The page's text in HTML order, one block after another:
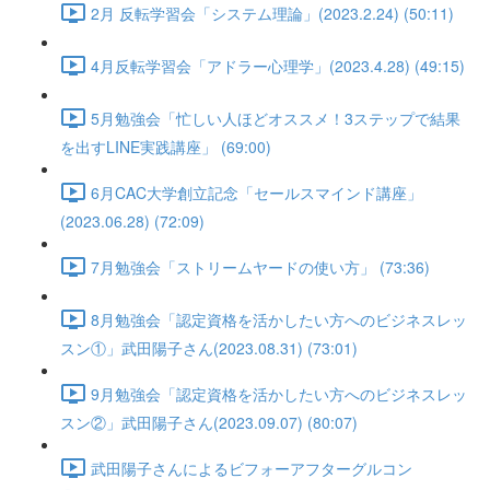
2月 反転学習会「システム理論」(2023.2.24) (50:11)
4月反転学習会「アドラー心理学」(2023.4.28) (49:15)
5月勉強会「忙しい人ほどオススメ！3ステップで結果
を出すLINE実践講座」 (69:00)
6月CAC大学創立記念「セールスマインド講座」
(2023.06.28) (72:09)
7月勉強会「ストリームヤードの使い方」 (73:36)
8月勉強会「認定資格を活かしたい方へのビジネスレッ
スン①」武田陽子さん(2023.08.31) (73:01)
9月勉強会「認定資格を活かしたい方へのビジネスレッ
スン②」武田陽子さん(2023.09.07) (80:07)
武田陽子さんによるビフォーアフターグルコン